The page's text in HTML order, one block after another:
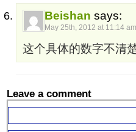
Beishan says:
May 25th, 2012 at 11:14 am
这个具体的数字不清
Leave a comment